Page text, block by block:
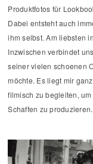
Produktfotos für
Dabei entsteht auch
ihm selbst. Am liebsten
Inzwischen verbindet
seiner vielen schoenen
möchte. Es liegt mir
filmisch zu begleiten,
Schaffen zu produzieren.